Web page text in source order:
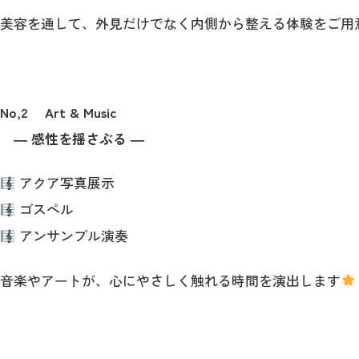
美容を通して、外見だけでなく内側から整える体験をご用
No,2 Art & Music
― 感性を揺さぶる ―
アクア写真展示
ゴスペル
アンサンブル演奏
音楽やアートが、心にやさしく触れる時間を演出します